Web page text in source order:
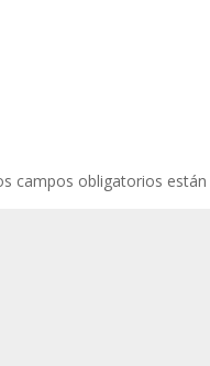
campos obligatorios